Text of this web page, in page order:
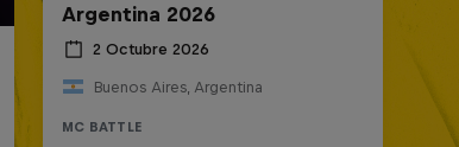
Argentina 2026
2 Octubre 2026
Buenos Aires, Argentina
MC BATTLE